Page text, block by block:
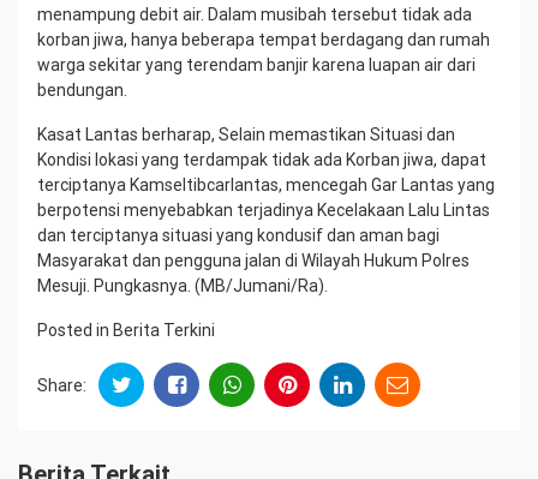
menampung debit air. Dalam musibah tersebut tidak ada
korban jiwa, hanya beberapa tempat berdagang dan rumah
warga sekitar yang terendam banjir karena luapan air dari
bendungan.
Kasat Lantas berharap, Selain memastikan Situasi dan
Kondisi lokasi yang terdampak tidak ada Korban jiwa, dapat
terciptanya Kamseltibcarlantas, mencegah Gar Lantas yang
berpotensi menyebabkan terjadinya Kecelakaan Lalu Lintas
dan terciptanya situasi yang kondusif dan aman bagi
Masyarakat dan pengguna jalan di Wilayah Hukum Polres
Mesuji. Pungkasnya. (MB/Jumani/Ra).
Posted in Berita Terkini
Share: